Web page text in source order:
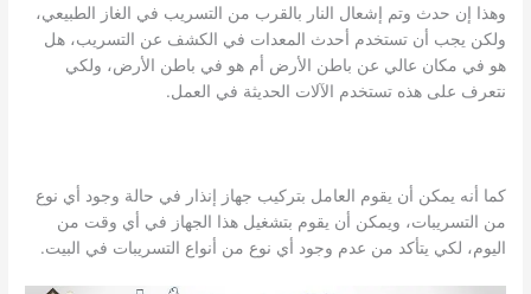
وهذا إن حدث وتم إشعال النار بالقرب من التسريب في الغاز الطبيعي،
ولكن يجب أن تستخدم أحدث المعدات في الكشف عن التسريب، هل
هو في مكان عالي عن باطن الأرض أم هو في باطن الأرض، ولكي
نتعرف على هذه تستخدم الآلات الحديثة في العمل.
كما أنه يمكن أن يقوم العامل بتركيب جهاز إنذار في حالة وجود أي نوع
من التسريبات، ويمكن أن يقوم بتشغيل هذا الجهاز في أي وقت من
اليوم، لكي يتأكد من عدم وجود أي نوع من أنواع التسريبات في البيت.